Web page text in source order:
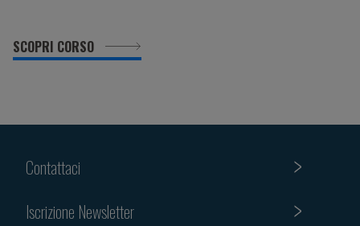
SCOPRI CORSO
Contattaci
Iscrizione Newsletter